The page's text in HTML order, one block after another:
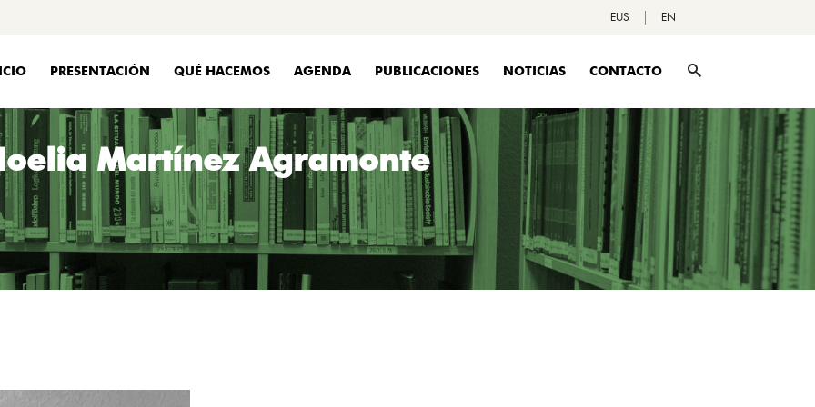
EUS EN
PRESENTACIÓN QUÉ HACEMOS AGENDA PUBLICACIONES NOTICIAS CONTACTO
Martínez Agramonte